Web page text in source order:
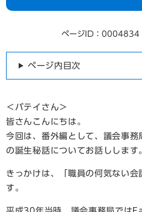
ページID：0004834
ページ内目次
＜バテイさん＞
皆さんこんにちは。
今回は、番外編として、議会事務
の誕生秘話についてお話しします
きっかけは、「職員の何気ない
す。